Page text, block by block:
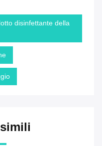
disinfettante della